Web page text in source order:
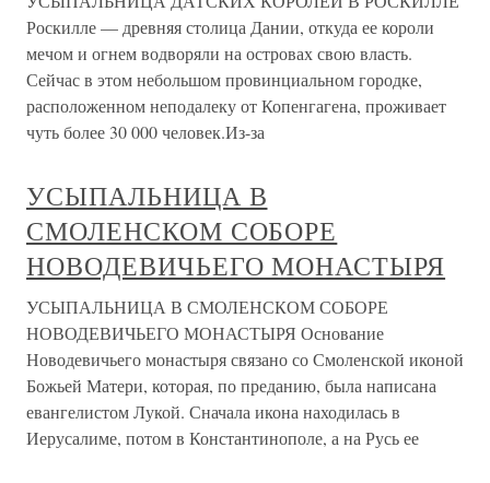
Роскилле — древняя столица Дании, откуда ее короли
мечом и огнем водворяли на островах свою власть.
Сейчас в этом небольшом провинциальном городке,
расположенном неподалеку от Копенгагена, проживает
чуть более 30 000 человек.Из-за
УСЫПАЛЬНИЦА В
СМОЛЕНСКОМ СОБОРЕ
НОВОДЕВИЧЬЕГО МОНАСТЫРЯ
УСЫПАЛЬНИЦА В СМОЛЕНСКОМ СОБОРЕ
НОВОДЕВИЧЬЕГО МОНАСТЫРЯ Основание
Новодевичьего монастыря связано со Смоленской иконой
Божьей Матери, которая, по преданию, была написана
евангелистом Лукой. Сначала икона находилась в
Иерусалиме, потом в Константинополе, а на Русь ее